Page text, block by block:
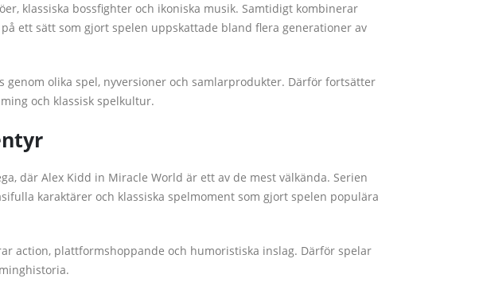
klassiska bossfighter och ikoniska musik. Samtidigt kombinerar
ett sätt som gjort spelen uppskattade bland flera generationer av
olika spel, nyversioner och samlarprodukter. Därför fortsätter
och klassisk spelkultur.
där Alex Kidd in Miracle World är ett av de mest välkända. Serien
karaktärer och klassiska spelmoment som gjort spelen populära
action, plattformshoppande och humoristiska inslag. Därför spelar